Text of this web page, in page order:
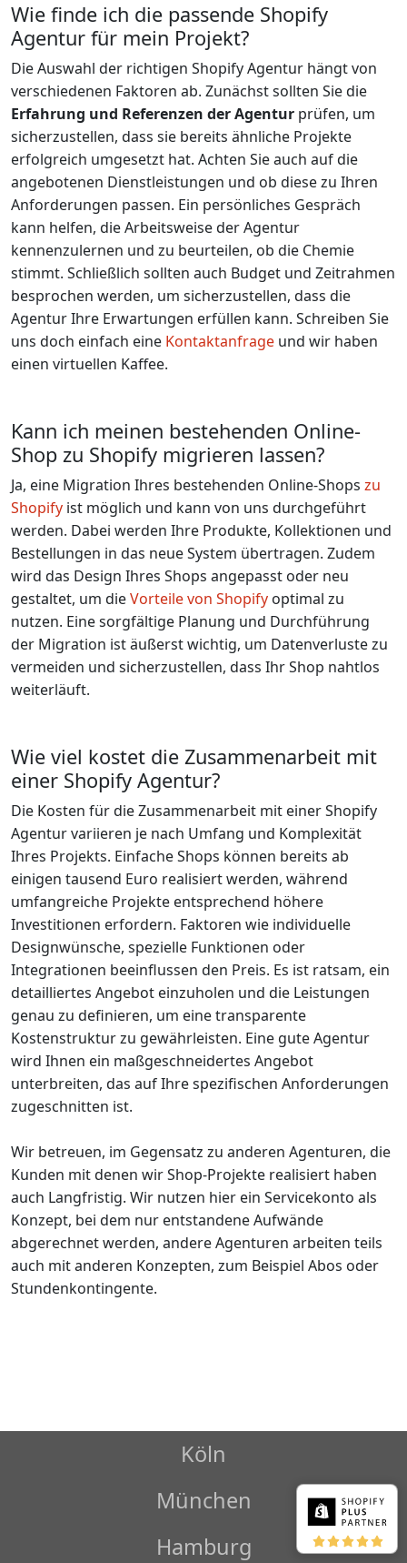
Wie finde ich die passende Shopify
Agentur für mein Projekt?
Die Auswahl der richtigen Shopify Agentur hängt von
verschiedenen Faktoren ab. Zunächst sollten Sie die
Erfahrung und Referenzen der Agentur prüfen, um
sicherzustellen, dass sie bereits ähnliche Projekte
erfolgreich umgesetzt hat. Achten Sie auch auf die
angebotenen Dienstleistungen und ob diese zu Ihren
Anforderungen passen. Ein persönliches Gespräch
kann helfen, die Arbeitsweise der Agentur
kennenzulernen und zu beurteilen, ob die Chemie
stimmt. Schließlich sollten auch Budget und Zeitrahmen
besprochen werden, um sicherzustellen, dass die
Agentur Ihre Erwartungen erfüllen kann. Schreiben Sie
uns doch einfach eine Kontaktanfrage und wir haben
einen virtuellen Kaffee.
Kann ich meinen bestehenden Online-
Shop zu Shopify migrieren lassen?
Ja, eine Migration Ihres bestehenden Online-Shops zu
Shopify ist möglich und kann von uns durchgeführt
werden. Dabei werden Ihre Produkte, Kollektionen und
Bestellungen in das neue System übertragen. Zudem
wird das Design Ihres Shops angepasst oder neu
gestaltet, um dieVorteile von Shopify optimal zu
nutzen. Eine sorgfältige Planung und Durchführung
der Migration ist äußerst wichtig, um Datenverluste zu
vermeiden und sicherzustellen, dass Ihr Shop nahtlos
weiterläuft.
Wie viel kostet die Zusammenarbeit mit
einer Shopify Agentur?
Die Kosten für die Zusammenarbeit mit einer Shopify
Agentur variieren je nach Umfang und Komplexität
Ihres Projekts. Einfache Shops können bereits ab
einigen tausend Euro realisiert werden, während
umfangreiche Projekte entsprechend höhere
Investitionen erfordern. Faktoren wie individuelle
Designwünsche, spezielle Funktionen oder
Integrationen beeinflussen den Preis. Es ist ratsam, ein
detailliertes Angebot einzuholen und die Leistungen
genau zu definieren, um eine transparente
Kostenstruktur zu gewährleisten. Eine gute Agentur
wird Ihnen ein maßgeschneidertes Angebot
unterbreiten, das auf Ihre spezifischen Anforderungen
zugeschnitten ist.
Wir betreuen, im Gegensatz zu anderen Agenturen, die
Kunden mit denen wir Shop-Projekte realisiert haben
auch Langfristig. Wir nutzen hier ein Servicekonto als
Konzept, bei dem nur entstandene Aufwände
abgerechnet werden, andere Agenturen arbeiten teils
auch mit anderen Konzepten, zum Beispiel Abos oder
Stundenkontingente.
Köln
München
Hamburg